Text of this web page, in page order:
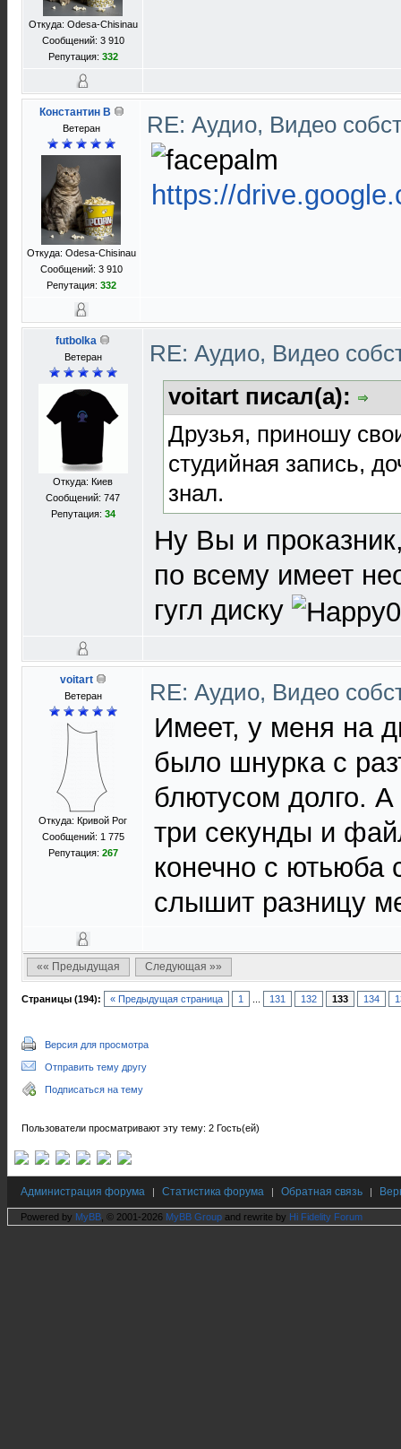
Откуда: Odesa-Chisinau
Сообщений: 3 910
Репутация: 332
Константин В
Ветеран
Откуда: Odesa-Chisinau
Сообщений: 3 910
Репутация: 332
RE: Аудио, Видео
https://
futbolka
Ветеран
Откуда: Киев
Сообщений: 747
Репутация: 34
RE: Аудио, Видео
voitart писал(а):
Друзья, приношу
студийная запись,
знал.
Ну Вы и
по всему имеет
гугл диску
voitart
Ветеран
Откуда: Кривой Рог
Сообщений: 1 775
Репутация: 267
RE: Аудио, Видео
Имеет, у меня на
было шнурка с
блютусом долго.
три секунды и
конечно с ютьюба
слышит разницу
«« Предыдущая Следующая »»
Страницы (194): « Предыдущая страница 1 131 132 133 134
Версия для просмотра
Отправить тему другу
Подписаться на тему
Пользователи просматривают эту тему: 2 Гость(ей)
Администрация форума | Статистика форума | Обратная связь |
Powered by MyBB , © 2001-2026 MyBB Group and rewrite by Hi Fidelity Forum